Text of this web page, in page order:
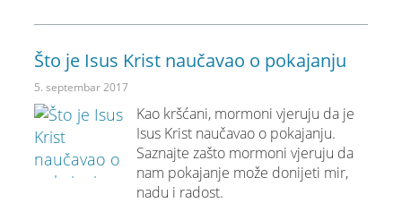
Što je Isus Krist naučavao o pokajanju
5. septembar 2017
Kao kršćani, mormoni vjeruju da je
Isus Krist naučavao o pokajanju.
Saznajte zašto mormoni vjeruju da
nam pokajanje može donijeti mir,
nadu i radost.